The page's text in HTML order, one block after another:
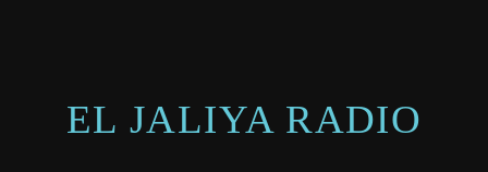
EL JALIYA RADIO